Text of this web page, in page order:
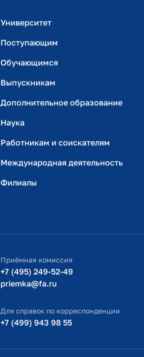
Университет
Поступающим
Обучающимся
Выпускникам
Дополнительное образование
Наука
Работникам и соискателям
Международная деятельность
Филиалы
Приёмная комиссия
+7 (495) 249-52-49
priemka@fa.ru
Для справок по корреспонденции
+7 (499) 943 98 55